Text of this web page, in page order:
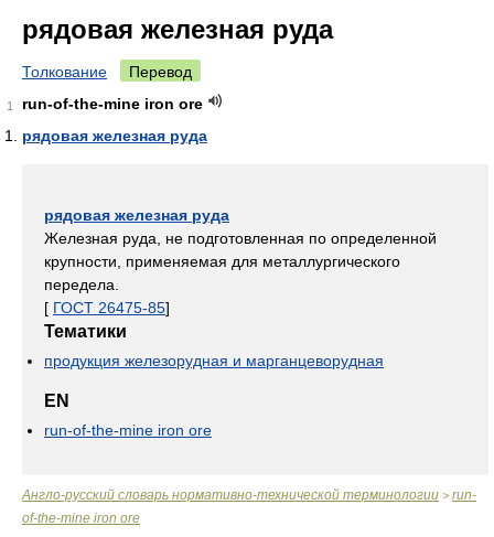
рядовая железная руда
Толкование Перевод
1
run-of-the-mine iron ore
рядовая железная руда
рядовая железная руда
Железная руда, не подготовленная по определенной
крупности, применяемая для металлургического
передела.
[ ГОСТ 26475-85]
Тематики
продукция железорудная и марганцеворудная
EN
run-of-the-mine iron ore
Англо-русский словарь нормативно-технической терминологии > run-
of-the-mine iron ore